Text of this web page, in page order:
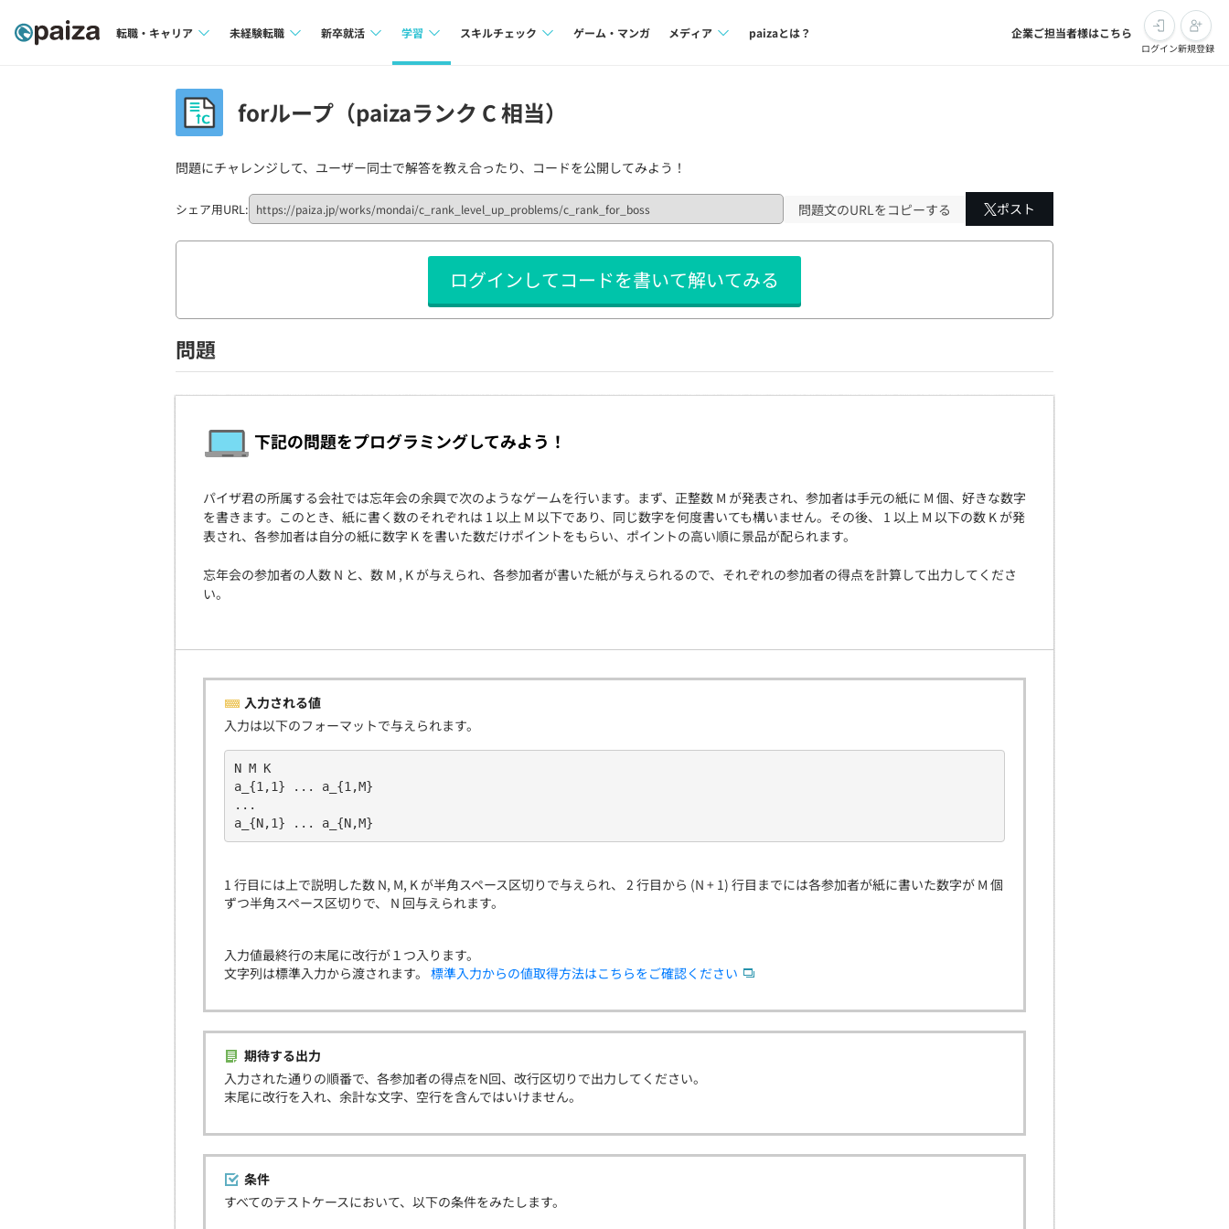
転職・キャリア
インタビュー
転職成功ガイド
転職エージェント
未経験転職
転職成功ガイド
新卒就活
本選考
新卒エージェント
イベント・セミナー
就活成功ガイド
学習
4択課題
ナレッジ
リファレンス
個人向けプラン
学校向けプラン
契約内容・クーポン
スキルチェック
評価結果一覧
再チャレンジ結果一覧
ゲーム・マンガ メディア paizaとは？ 企業ご担当者様はこちら
ログイン新規登録
forループ（paizaランク C 相当）
問題にチャレンジして、ユーザー同士で解答を教え合ったり、コードを公開してみよう！
シェア用URL: 問題文のURLをコピーする ポスト
ログインしてコードを書いて解いてみる
問題
下記の問題をプログラミングしてみよう！
パイザ君の所属する会社では忘年会の余興で次のようなゲームを行います。まず、正整数 M が発表され、参加者は手元の紙に M 個、好きな数字
を書きます。このとき、紙に書く数のそれぞれは 1 以上 M 以下であり、同じ数字を何度書いても構いません。その後、 1 以上 M 以下の数 K が発
表され、各参加者は自分の紙に数字 K を書いた数だけポイントをもらい、ポイントの高い順に景品が配られます。
忘年会の参加者の人数 N と、数 M , K が与えられ、各参加者が書いた紙が与えられるので、それぞれの参加者の得点を計算して出力してくださ
い。
入力される値
入力は以下のフォーマットで与えられます。
N M K
a_{1,1} ... a_{1,M}
...
a_{N,1} ... a_{N,M}
1 行目には上で説明した数 N, M, K が半角スペース区切りで与えられ、 2 行目から (N + 1) 行目までには各参加者が紙に書いた数字が M 個
ずつ半角スペース区切りで、 N 回与えられます。
入力値最終行の末尾に改行が１つ入ります。
文字列は標準入力から渡されます。 標準入力からの値取得方法はこちらをご確認ください
期待する出力
入力された通りの順番で、各参加者の得点をN回、改行区切りで出力してください。
末尾に改行を入れ、余計な文字、空行を含んではいけません。
条件
すべてのテストケースにおいて、以下の条件をみたします。